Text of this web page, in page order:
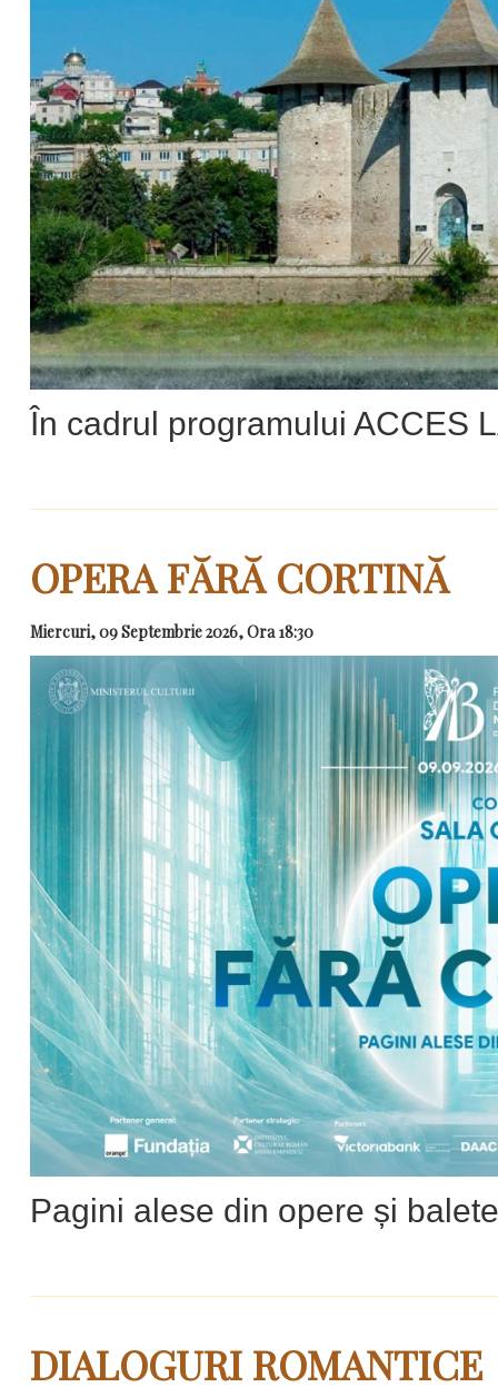
În cadrul programului ACCES
OPERA FĂRĂ CORTINĂ
Miercuri, 09 Septembrie 2026, Ora 18:30
Pagini alese din opere și balete
DIALOGURI ROMANTICE